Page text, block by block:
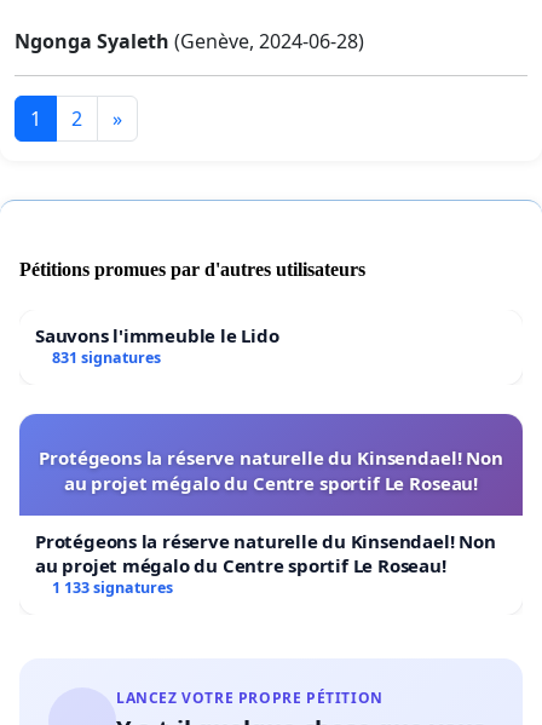
Ngonga Syaleth (Genève, 2024-06-28)
1 2 »
Pétitions promues par d'autres utilisateurs
Sauvons l'immeuble le Lido
831 signatures
Protégeons la réserve naturelle du Kinsendael! Non
au projet mégalo du Centre sportif Le Roseau!
Protégeons la réserve naturelle du Kinsendael! Non
au projet mégalo du Centre sportif Le Roseau!
1 133 signatures
LANCEZ VOTRE PROPRE PÉTITION